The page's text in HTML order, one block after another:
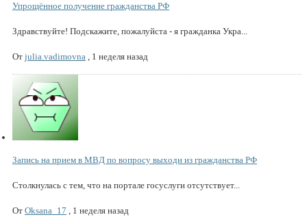
Упрощённое получение гражданства РФ
Здравствуйте! Подскажите, пожалуйста - я гражданка Укра...
От julia.vadimovna , 1 неделя назад
Запись на прием в МВД по вопросу выходи из гражданства РФ
Столкнулась с тем, что на портале госуслуги отсутствует...
От Oksana_17 , 1 неделя назад